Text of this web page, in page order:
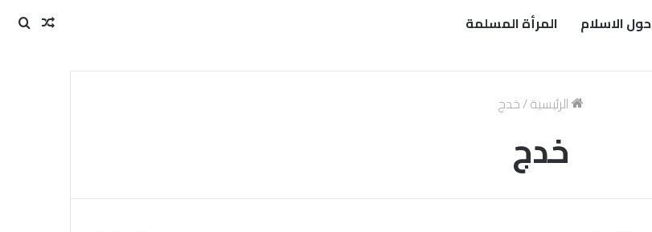
حول الاسلام المرأة المسلمة
مقال
الرئيسية/خدج
خدج